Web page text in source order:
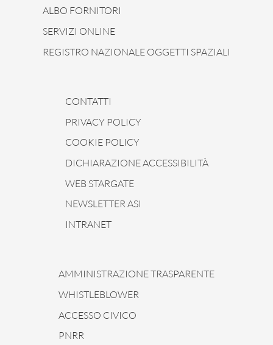
ALBO FORNITORI
SERVIZI ONLINE
REGISTRO NAZIONALE OGGETTI SPAZIALI
CONTATTI
PRIVACY POLICY
COOKIE POLICY
DICHIARAZIONE ACCESSIBILITÀ
WEB STARGATE
NEWSLETTER ASI
INTRANET
AMMINISTRAZIONE TRASPARENTE
WHISTLEBLOWER
ACCESSO CIVICO
PNRR